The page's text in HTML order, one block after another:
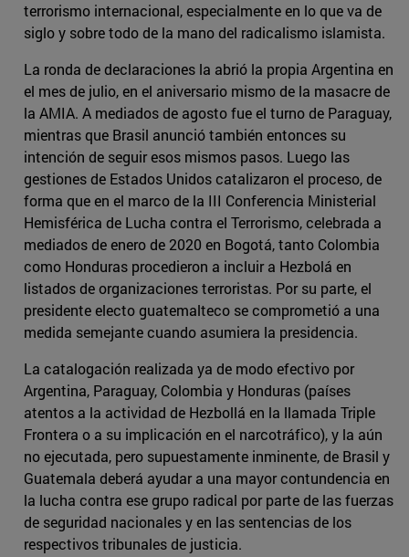
terrorismo internacional, especialmente en lo que va de
siglo y sobre todo de la mano del radicalismo islamista.
La ronda de declaraciones la abrió la propia Argentina en
el mes de julio, en el aniversario mismo de la masacre de
la AMIA. A mediados de agosto fue el turno de Paraguay,
mientras que Brasil anunció también entonces su
intención de seguir esos mismos pasos. Luego las
gestiones de Estados Unidos catalizaron el proceso, de
forma que en el marco de la III Conferencia Ministerial
Hemisférica de Lucha contra el Terrorismo, celebrada a
mediados de enero de 2020 en Bogotá, tanto Colombia
como Honduras procedieron a incluir a Hezbolá en
listados de organizaciones terroristas. Por su parte, el
presidente electo guatemalteco se comprometió a una
medida semejante cuando asumiera la presidencia.
La catalogación realizada ya de modo efectivo por
Argentina, Paraguay, Colombia y Honduras (países
atentos a la actividad de Hezbollá en la llamada Triple
Frontera o a su implicación en el narcotráfico), y la aún
no ejecutada, pero supuestamente inminente, de Brasil y
Guatemala deberá ayudar a una mayor contundencia en
la lucha contra ese grupo radical por parte de las fuerzas
de seguridad nacionales y en las sentencias de los
respectivos tribunales de justicia.